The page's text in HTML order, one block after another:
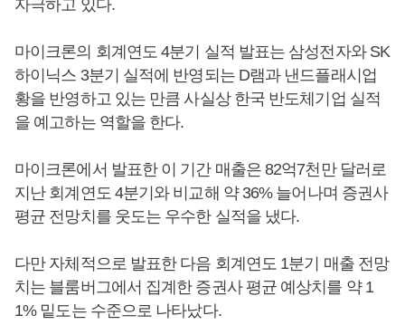
자극하고 있다.
마이크론의 회계연도 4분기 실적 발표는 삼성전자와 SK
하이닉스 3분기 실적에 반영되는 D램과 낸드플래시업
황을 반영하고 있는 만큼 사실상 한국 반도체기업 실적
을 예고하는 역할을 한다.
마이크론에서 발표한 이 기간 매출은 82억7천만 달러로
지난 회계연도 4분기와 비교해 약 36% 늘어나며 증권사
평균 전망치를 웃도는 우수한 실적을 냈다.
다만 자체적으로 발표한 다음 회계연도 1분기 매출 전망
치는 블룸버그에서 집계한 증권사 평균 예상치를 약 1
1% 밑도는 수준으로 나타났다.